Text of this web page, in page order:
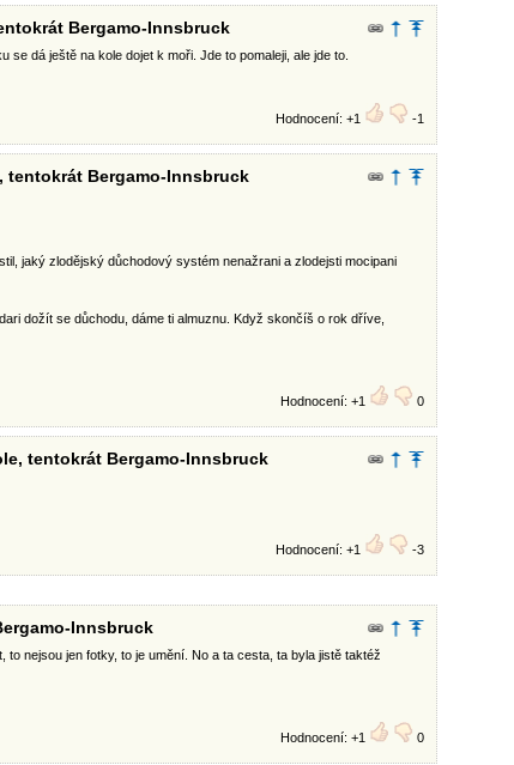
Bergamo-Innsbruck
se dá ještě na kole dojet k moři. Jde to pomaleji, ale jde to.
Hodnocení: +1 -1
tentokrát Bergamo-Innsbruck
jaký zlodějský důchodový systém nenažrani a zlodejsti mocipani
dožít se důchodu, dáme ti almuznu. Když skončíš o rok dříve,
Hodnocení: +1 0
tentokrát Bergamo-Innsbruck
Hodnocení: +1 -3
Innsbruck
nejsou jen fotky, to je umění. No a ta cesta, ta byla jistě taktéž
Hodnocení: +1 0